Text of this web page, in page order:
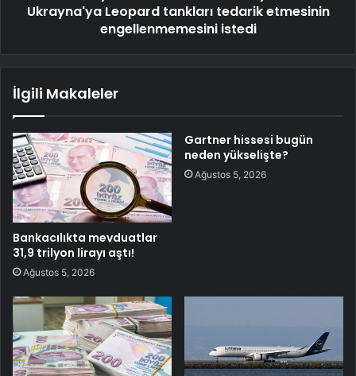
Ukrayna'ya Leopard tankları tedarik etmesinin
engellenmemesini istedi
İlgili Makaleler
Bankacılıkta mevduatlar
31,9 trilyon lirayı aştı!
Ağustos 5, 2026
Gartner hissesi bugün
neden yükselişte?
Ağustos 5, 2026